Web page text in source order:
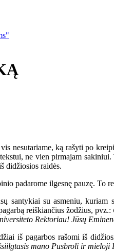
nesutariame, ką rašyti po
ne vien pirmajam
didžiosios raidės.
padarome ilgesnę pauzę. To
su asmeniu, kuriam
reiškiančius žodžius, pvz.:
Rektoriau! Jūsų
iš pagarbos rašomi iš
mano Pusbroli ir mieloji